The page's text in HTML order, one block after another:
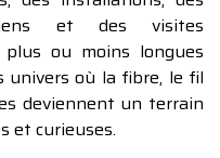
et des visites
plus ou moins longues
univers où la fibre, le fil
deviennent un terrain
et curieuses.